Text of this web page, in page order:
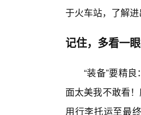
于火车站，了解
记住，多看一
“装备”要精
面太美我不敢看
用行李托运至最